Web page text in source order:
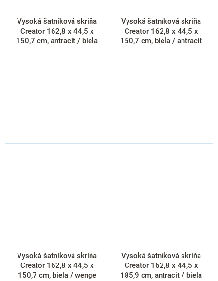
Vysoká šatníková skriňa
Creator 162,8 x 44,5 x
150,7 cm, antracit / biela
Vysoká šatníková skriňa
Creator 162,8 x 44,5 x
150,7 cm, biela / antracit
Vysoká šatníková skriňa
Creator 162,8 x 44,5 x
150,7 cm, biela / wenge
Vysoká šatníková skriňa
Creator 162,8 x 44,5 x
185,9 cm, antracit / biela